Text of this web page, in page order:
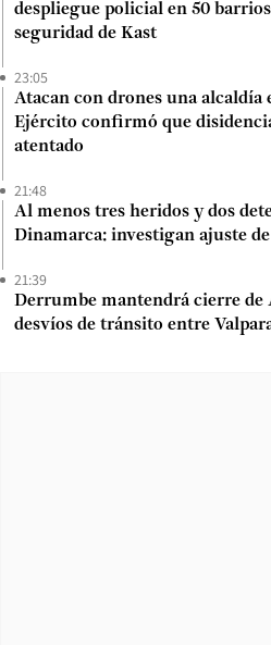
despliegue policial en 50
seguridad de Kast
23:05
Atacan con drones una alcaldía
Ejército confirmó que
atentado
21:48
Al menos tres heridos y dos
Dinamarca: investigan ajuste
21:39
Derrumbe mantendrá cierre de
desvíos de tránsito entre